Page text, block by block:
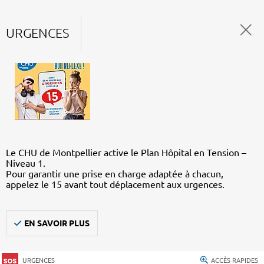
URGENCES
Le CHU de Montpellier active le Plan Hôpital en Tension –
Niveau 1.
Pour garantir une prise en charge adaptée à chacun,
appelez le 15 avant tout déplacement aux urgences.
EN SAVOIR PLUS
URGENCES ACCÈS RAPIDES